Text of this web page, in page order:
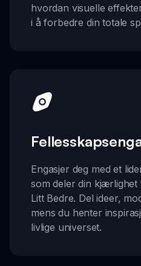
hvordan visuelle
i å forbedre din totale
Engasjer deg med et
som deler din
Litt Bedre. Del ideer,
mens du henter
livlige universet.